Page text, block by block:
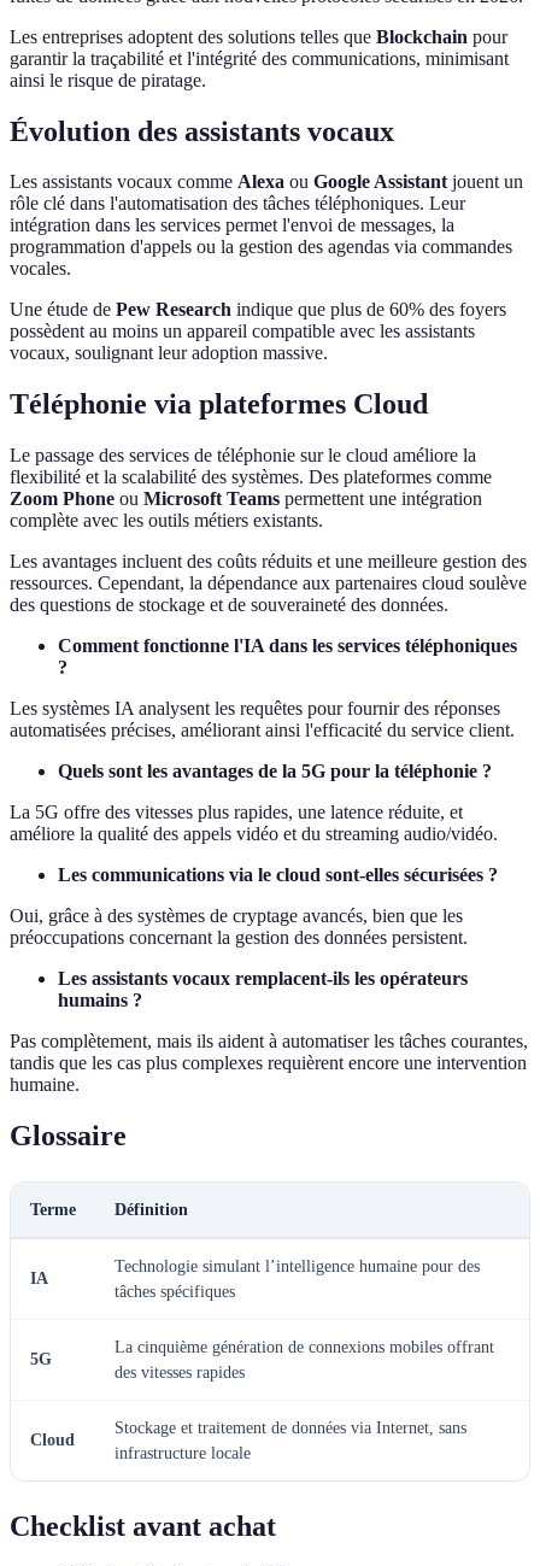
Les entreprises adoptent des solutions telles que Blockchain pour
garantir la traçabilité et l'intégrité des communications, minimisant
ainsi le risque de piratage.
Évolution des assistants vocaux
Les assistants vocaux comme Alexa ou Google Assistantjouent un
rôle clé dans l'automatisation des tâches téléphoniques. Leur
intégration dans les services permet l'envoi de messages, la
programmation d'appels ou la gestion des agendas via commandes
vocales.
Une étude de Pew Research indique que plus de 60% des foyers
possèdent au moins un appareil compatible avec les assistants
vocaux, soulignant leur adoption massive.
Téléphonie via plateformes Cloud
Le passage des services de téléphonie sur le cloud améliore la
flexibilité et la scalabilité des systèmes. Des plateformes comme
Zoom Phone ou Microsoft Teams permettent une intégration
complète avec les outils métiers existants.
Les avantages incluent des coûts réduits et une meilleure gestion des
ressources. Cependant, la dépendance aux partenaires cloud soulève
des questions de stockage et de souveraineté des données.
Comment fonctionne l'IA dans les services téléphoniques
?
Les systèmes IA analysent les requêtes pour fournir des réponses
automatisées précises, améliorant ainsi l'efficacité du service client.
Quels sont les avantages de la 5G pour la téléphonie ?
La 5G offre des vitesses plus rapides, une latence réduite, et
améliore la qualité des appels vidéo et du streaming audio/vidéo.
Les communications via le cloud sont-elles sécurisées ?
Oui, grâce à des systèmes de cryptage avancés, bien que les
préoccupations concernant la gestion des données persistent.
Les assistants vocaux remplacent-ils les opérateurs
humains ?
Pas complètement, mais ils aident à automatiser les tâches courantes,
tandis que les cas plus complexes requièrent encore une intervention
humaine.
Glossaire
Terme Définition
IA
Technologie simulant l’intelligence humaine pour des
tâches spécifiques
5G
La cinquième génération de connexions mobiles offrant
des vitesses rapides
Cloud
Stockage et traitement de données via Internet, sans
infrastructure locale
Checklist avant achat